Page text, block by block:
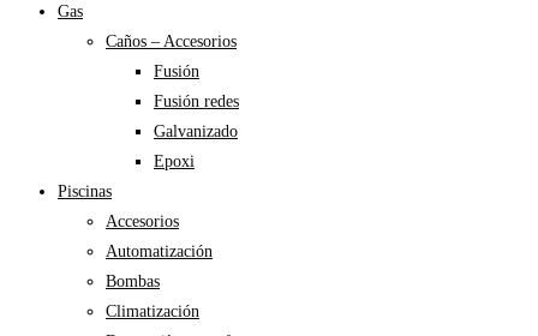
Gas
Caños – Accesorios
Fusión
Fusión redes
Galvanizado
Epoxi
Piscinas
Accesorios
Automatización
Bombas
Climatización